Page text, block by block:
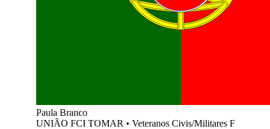
Paula Branco
UNIÃO FCI TOMAR • Veteranos Civis/Militares F